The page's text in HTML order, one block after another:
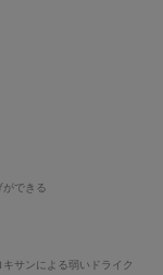
できる
サンによる弱いドライク